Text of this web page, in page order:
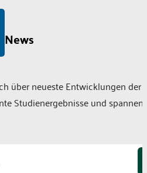
News
über neueste Entwicklungen der
Studienergebnisse und